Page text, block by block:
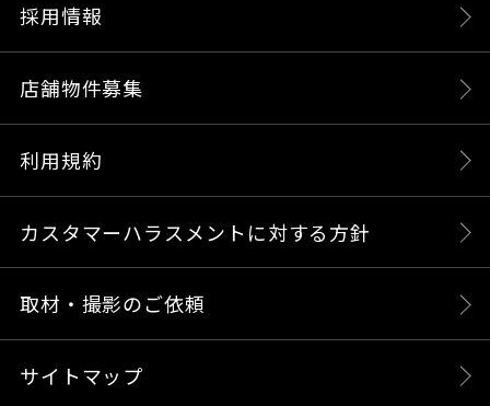
採用情報
店舗物件募集
利用規約
カスタマーハラスメントに対する方針
取材・撮影のご依頼
サイトマップ